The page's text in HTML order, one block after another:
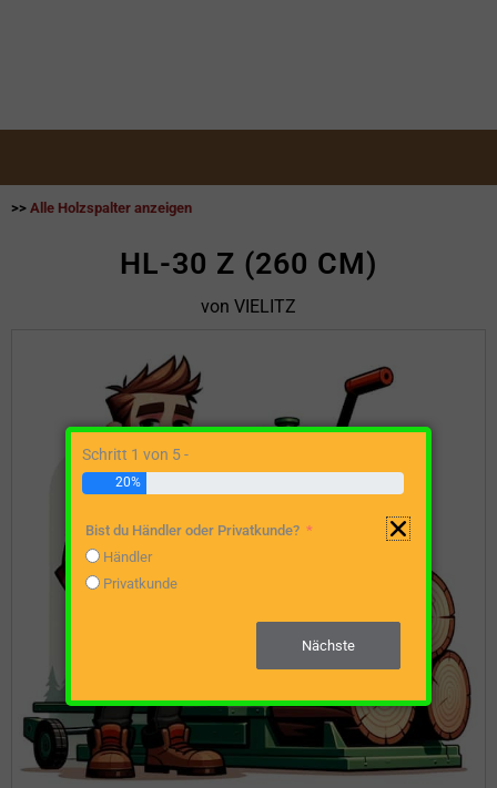
>> Alle Holzspalter anzeigen
HL-30 Z (260 CM)
von VIELITZ
Schritt 1 von 5 -
20%
Bist du Händler oder Privatkunde?
Händler
Privatkunde
Nächste